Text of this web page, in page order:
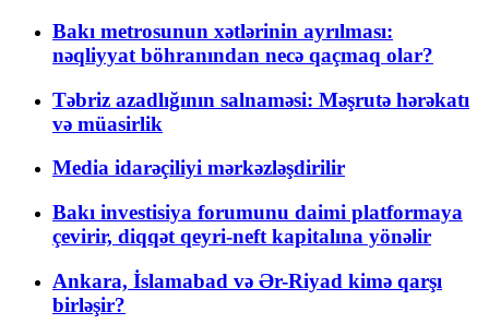
Bakı metrosunun xətlərinin ayrılması:
nəqliyyat böhranından necə qaçmaq olar?
Təbriz azadlığının salnaməsi: Məşrutə hərəkatı
və müasirlik
Media idarəçiliyi mərkəzləşdirilir
Bakı investisiya forumunu daimi platformaya
çevirir, diqqət qeyri-neft kapitalına yönəlir
Ankara, İslamabad və Ər-Riyad kimə qarşı
birləşir?